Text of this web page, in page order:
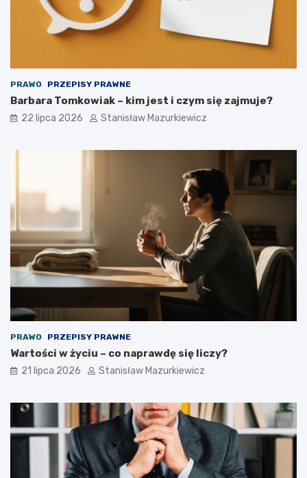
PRAWO PRZEPISY PRAWNE
Barbara Tomkowiak – kim jest i czym się zajmuje?
22 lipca 2026 Stanisław Mazurkiewicz
PRAWO PRZEPISY PRAWNE
Wartości w życiu – co naprawdę się liczy?
21 lipca 2026 Stanisław Mazurkiewicz